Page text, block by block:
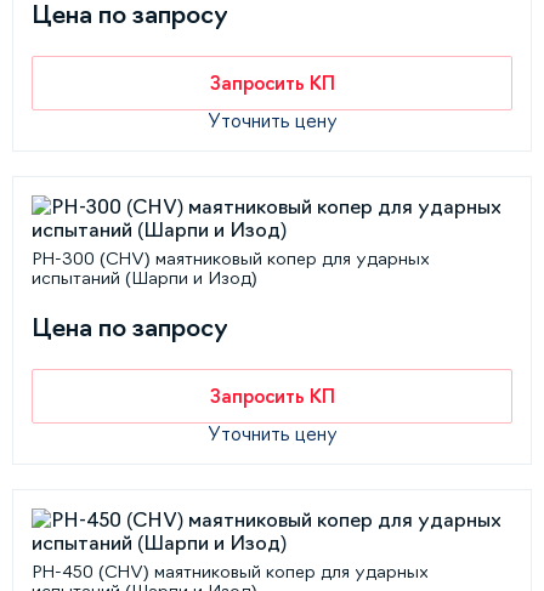
Цена по запросу
Запросить КП
Уточнить цену
PH-300 (CHV) маятниковый копер для ударных
испытаний (Шарпи и Изод)
Цена по запросу
Запросить КП
Уточнить цену
PH-450 (CHV) маятниковый копер для ударных